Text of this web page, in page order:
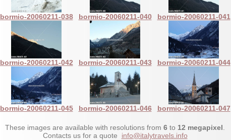
bormio-20060211-038 bormio-20060211-040 bormio-20060211-041
bormio-20060211-042 bormio-20060211-043 bormio-20060211-044
bormio-20060211-045 bormio-20060211-046 bormio-20060211-047
These images are available with resolutions from 6 to 12 megapixel
Contacts us for a quote info@italytravels.info